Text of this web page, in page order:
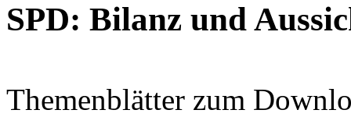
SPD: Bilanz und
Themenblätter zum